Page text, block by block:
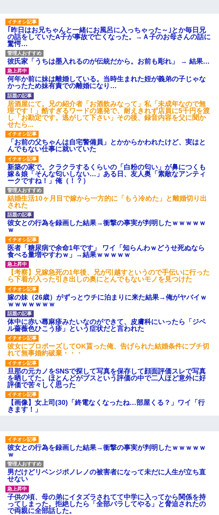
てた人ですよね？」女性「まさ
か覚えてたの？」→高速バスで
隣同士になった偶然から話が弾
んで…
里帰り出産した嫁が実家から
帰ってこないので離婚要求。す
ると義父がブチギレた
上司が約束の締め切りを間違
えて覚えていて、得意先に迷惑
をかけるダメ人間
悪ガキ４匹連れた父親。彼ら
の銭湯の使い方のマナーが悪
い。代わりに俺が片付けてると
893さんも手伝ってくれた。する
と父親は自尊心をくすぐられて...
先生「修学旅行のアンケート
結果、あの国が一番人気でし
た」生徒「ウソだ！沖縄や北海
道が人気だった！」→トンデモ
ナイことに・・・
天才な姉は一生分の財産を20
代で稼いでいた。 姉「もうやり
つくしたから、やらない！あー
楽しかった！」といって引退。
私（私が望んでも手に入らな...
ハードオフに売っていた4万
4000円のフィギュアがヤバすぎ
るｗｗｗｗｗｗ「こんな高い
の？ｗｗ」「逆に超安い」
私「ちょっと、人の家の金庫
触らないでよ！」キチママ『そ
こに金庫があったから、開けて
みようとしただけ☆』義兄「泥
は出てけ！二度と来るな！」結
果・・・
私「初めて飲む味だけどなん
のお茶？」彼「ちっ！」私「」
【GIF】JSのカンチョーワロ
タ
後続車にクラクションを鳴ら
され彼氏が逆切れ。「何クラク
ション鳴らしてんだ！降りてこ
いよ！」と怒鳴りだし...
【衝撃】報酬100万円超の治験
募集がこちらｗｗｗｗｗ(※画像
あり)
【ネット騒然】惨殺されたタ
ワマン頂き女子のこの動画、す
げえええええｗｗｗｗｗｗｗｗ
ｗｗｗ
【愕然】白のクラウン俺氏、
高速道路左車線を制限速度で走
張り合ってくる
【悲報】佐藤輝明・・・２軍
でも盛大にやらかす←あまり悲
しませないでくれ
妊娠報告時に義両親から「障
害が心配。生まれるまでおめで
もなかったかのように孫フィー
バーしてるし
小学生の頃からずっと仲良い
友達がいる。私はその友達の家
族構成についても全部知ってる
【後編】元旦那が突然、自分
の現妻とのメールを転送...その内
容がキモすぎた件
まんでひとくちかじり、残りを
おこ
主な税金の成り立ちを調べて
ることにした」と待ち伏せされ
｢昨日はお兄ちゃんと一緒にお風呂に入っちゃった～｣とか毎日兄
の話をしていたA子が事故で亡くなった。→Ａ子のお母さんの話に
驚愕…
彼氏家「うちは墨入れるのが伝統だから。お前も彫れ」 → 結果…
何年か前に妹は離婚している。当時生まれた姪が義弟の子じゃな
かったため妹有責での離婚になり…
居酒屋にて。兄の紹介者「お酒飲みなって」私「未成年なので無
理です！」酷すぎるワードの連発で、耐えきれず店員に5千円を渡
し「お勘定です。逃がして下さい」その後、録音内容を父に聞か
せたら...
「お前の父ちゃんは自宅警備員」とかからかわれたけど、実はと
んでもない仕事に就いていた
新築の家で。クラクラするくらいの「白粉の匂い」が鼻につくも
嫁＆娘「そんな匂いしない…」ある日、友人奥「素敵なアンティ
ークですね！」俺（！？）
結婚生活10ヶ月目で嫁から一方的に「もう冷めた」と離婚切り出
された
彼女との行為を録画した結果→衝撃の事実が判明したｗｗｗｗｗ
ｗ
医者「糖尿病で余命1年です」 ワイ「知らんわｗどうせ死ぬなら
食べる量増やすわｗ」→結果ｗｗｗｗｗ
【考察】兄嫁急死の1年後、兄が引越すというので手伝いに行った
ら下着が入った引き出しの奥にとんでもないモノを見つけた
嫁の妹（26歳）がずっとウチに泊まりに来た結果→俺がヤバイｗ
ｗｗｗｗｗｗｗ
体中に赤い蕁麻疹みたいなのができて、皮膚科にいったら「ジベ
ル薔薇色ひこう疹」という症状だと言われた
彼女にプロポーズしてOK貰った俺、告げられた結婚条件にブチ切
れて無事婚約破棄・・・
旦那の元カノをSNSで探して写真を保存して顔面評価スレで写真
を晒してた。ほとんどがブスという評価の中で二人ほど意外に好
評価で苦々しく思った
【画像】女上司(30)「終電なくなったね…部屋くる？」ワイ「行
きます！」
彼女との行為を録画した結果→衝撃の事実が判明したｗｗｗｗｗ
ｗ
男だけどリベンジポノレノの被害者になって未だに人生が立ち直
せない
子供の頃、母の弟にイタズラされてて中学に入ってから関係を持
ってしまった。拒絶したら「全部バラしてやる」と脅迫されたの
で両親に全部話した。